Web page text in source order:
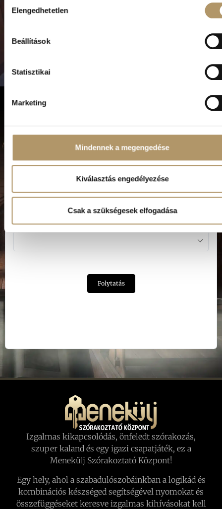
kiválasztása
Elengedhetetlen
Beállítások
Statisztikai
Marketing
Mindennek a megengedése
Kiválasztás engedélyezése
Csak a szükségesek elfogadása
Aznapi foglalást csak telefonos bejelentkezés
alapján fogadunk!
Kérjük válassz:
Játék:
Folytatás
Izgalmas kikapcsolódás, önfeledt szórakozás,
szuper kaland és egy igazi csapatjáték, ez a
Menekülj Szórakoztató Központ!
Egy hely, ahol a szabadulószobáinkban a logikád és
kombinációs készséged segítségével nyomokat és
összefüggéseket keresve izgalmas kihívásokat kell